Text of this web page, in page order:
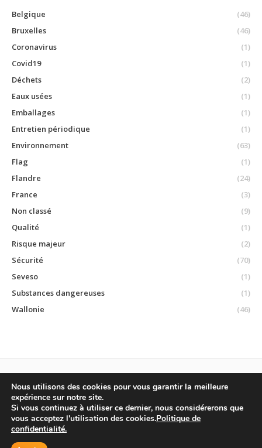
Belgique
(46)
Bruxelles
(46)
Coronavirus
(1)
Covid19
(1)
Déchets
(2)
Eaux usées
(1)
Emballages
(1)
Entretien périodique
(1)
Environnement
(63)
Flag
(1)
Flandre
(24)
France
(3)
Non classé
(9)
Qualité
(1)
Risque majeur
(2)
Sécurité
(70)
Seveso
(1)
Substances dangereuses
(1)
Wallonie
(46)
ECOBEL sprl © 2015
Sentier du train n°1, 1390 Grez-Doiceau • Tél : +32 (0)10/88 10 25 • Fax :
+32 (0)10/88 10 29 • TVA : 0876825362 • RPM Nivelles •
Nous utilisons des cookies pour vous garantir la meilleure
expérience sur notre site.
Si vous continuez à utiliser ce dernier, nous considérerons que
vous acceptez l'utilisation des cookies.Politique de
confidentialité.